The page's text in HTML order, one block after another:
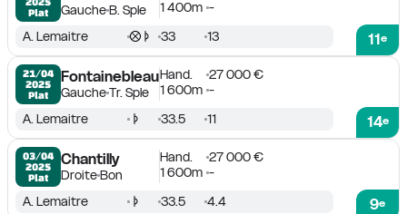
Plat
GaucheB. Sple
1 400m -
11e
A. Lemaitre 33 13
21/04
2025
Plat
Fontainebleau
GaucheTr. Sple
Hand.
27 000 €
1 600m -
14e
A. Lemaitre 33.5 11
03/04
2025
Plat
Chantilly
DroiteBon
Hand.
27 000 €
1 600m -
9e
A. Lemaitre 33.5 4.4